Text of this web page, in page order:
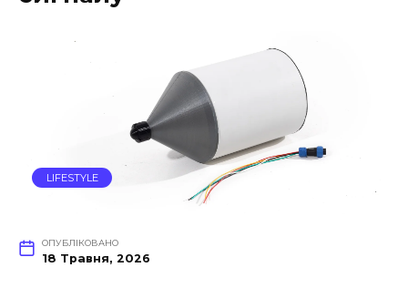
LIFESTYLE
ОПУБЛІКОВАНО
18 Травня, 2026